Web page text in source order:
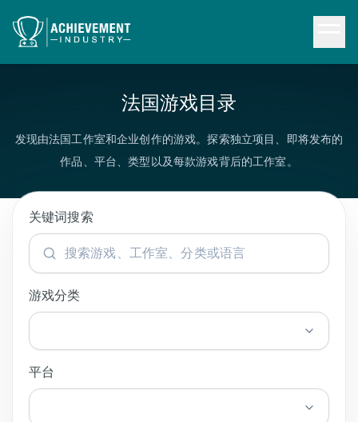
法国游戏目录
发现由法国工作室和企业创作的游戏。探索独立项目、即将发布的
作品、平台、类型以及每款游戏背后的工作室。
关键词搜索
游戏分类
平台